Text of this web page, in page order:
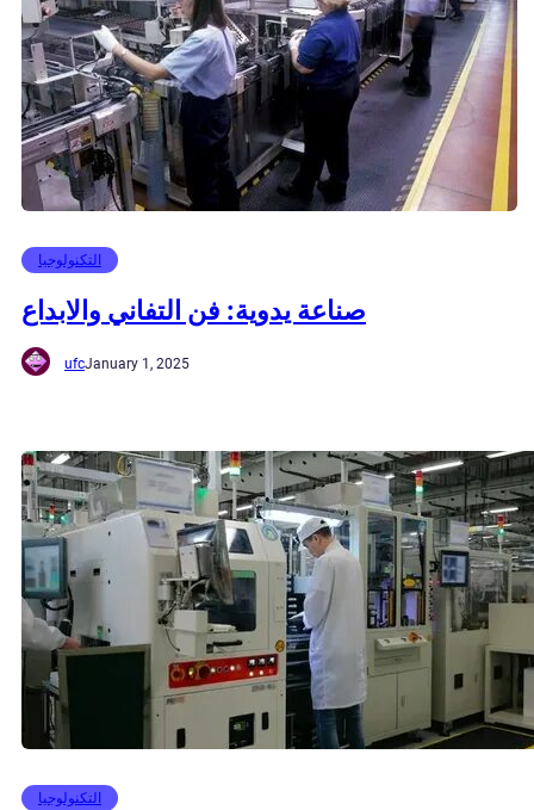
التكنولوجيا
صناعة يدوية: فن التفاني والابداع
ufcJanuary 1, 2025
التكنولوجيا